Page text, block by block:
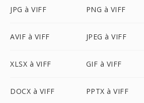
JPG à VIFF PNG à VIFF
AVIF à VIFF JPEG à VIFF
XLSX à VIFF GIF à VIFF
DOCX à VIFF PPTX à VIFF